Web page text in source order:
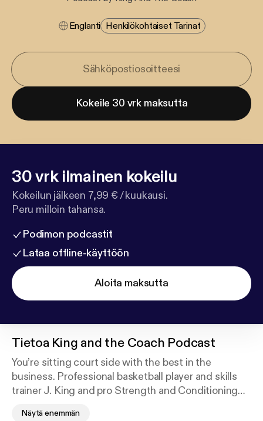
Englanti Henkilökohtaiset Tarinat
Kokeile 30 vrk maksutta
30 vrk ilmainen kokeilu
Kokeilun jälkeen 7,99 € / kuukausi.
Peru milloin tahansa.
Podimon podcastit
Lataa offline-käyttöön
Aloita maksutta
Tietoa King and the Coach Podcast
You’re sitting court side with the best in the
business. Professional basketball player and skills
trainer J. King and pro Strength and Conditioning
Näytä enemmän